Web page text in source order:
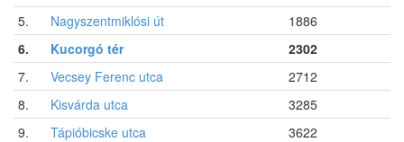
5.
Nagyszentmiklósi út
1886
6.
Kucorgó tér
2302
7.
Vecsey Ferenc utca
2712
8.
Kisvárda utca
3285
9.
Tápióbicske utca
3622